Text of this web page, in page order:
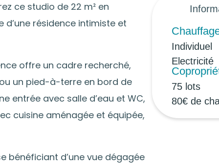
ce studio de 22 m² en
résidence intimiste et
offre un cadre recherché,
un pied-à-terre en bord de
entrée avec salle d’eau et WC,
cuisine aménagée et équipée,
bénéficiant d’une vue dégagée
Individuel
Electricité
75 lots
80€ de